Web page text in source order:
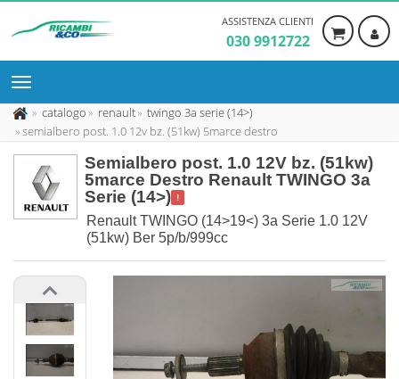
ASSISTENZA CLIENTI
030 9912722
catalogo renault
twingo 3a serie (14>)
semialbero post. 1.0 12v bz. (51kw) 5marce destro
Semialbero post. 1.0 12V bz. (51kw)
5marce Destro Renault TWINGO 3a
Serie (14>)
!
Renault TWINGO (14>19<) 3a Serie 1.0 12V
(51kw) Ber 5p/b/999cc